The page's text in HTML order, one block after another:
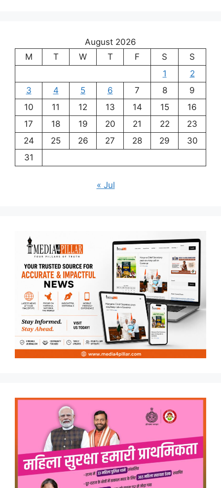
August 2026
M
T W T F S
S
1
2
3
4 5 6 7 8
9
10
11 12 13 14 15
16
17
18 19 20 21 22
23
24
25 26 27 28 29
30
31
« Jul